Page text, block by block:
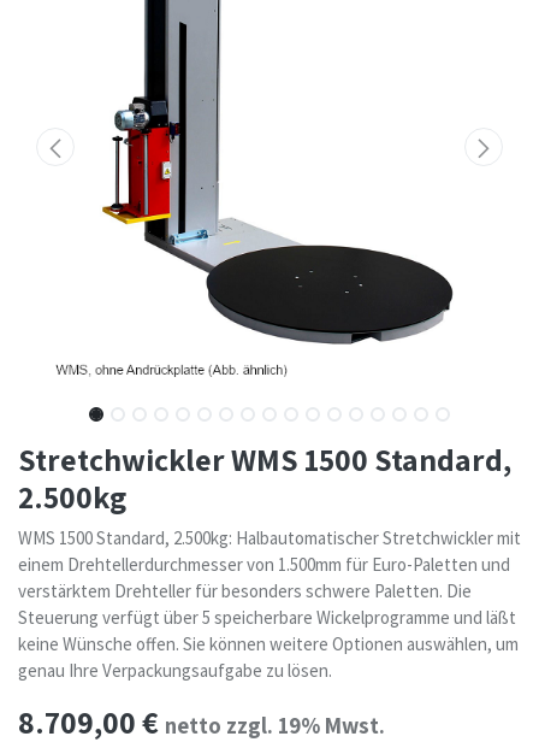
Stretchwickler WMS 1500 Standard,
2.500kg
WMS 1500 Standard, 2.500kg: Halbautomatischer Stretchwickler mit
einem Drehtellerdurchmesser von 1.500mm für Euro-Paletten und
verstärktem Drehteller für besonders schwere Paletten. Die
Steuerung verfügt über 5 speicherbare Wickelprogramme und läßt
keine Wünsche offen. Sie können weitere Optionen auswählen, um
genau Ihre Verpackungsaufgabe zu lösen.
8.709,00€ netto zzgl. 19% Mwst.